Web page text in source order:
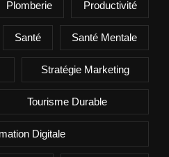
Plomberie Productivité
Santé Santé Mentale
Stratégie Marketing
Tourisme Durable
Digitale